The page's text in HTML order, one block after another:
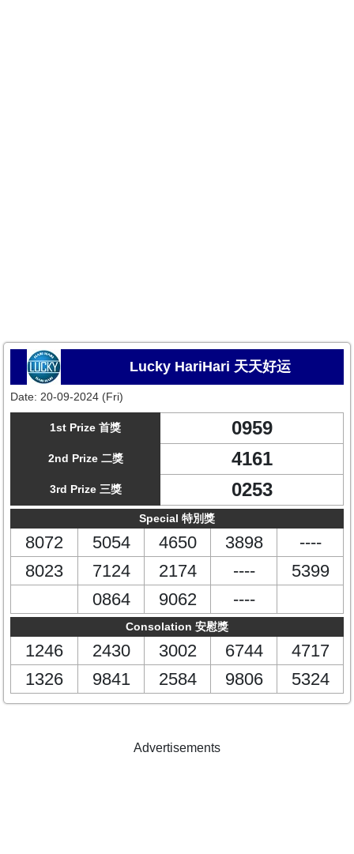
Lucky HariHari 天天好运
Date: 20-09-2024 (Fri)
1st Prize 首獎 0959
2nd Prize 二獎 4161
3rd Prize 三獎 0253
Special 特別獎
8072 5054 4650 3898
----
8023
7124 2174 ----
5399
0864
9062 ----
Consolation 安慰獎
1246 2430 3002 6744
4717
1326
9841 2584 9806 5324
Advertisements